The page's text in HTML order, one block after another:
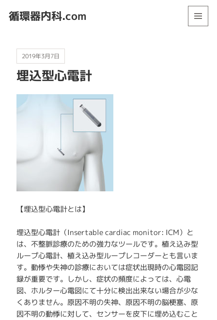
循環器内科.com
2019年3月7日
埋込型心電計
【埋込型心電計とは】
埋込型心電計（Insertable cardiac monitor: ICM）と
は、不整脈診療のための強力なツールです。植え込み型
ループ心電計、植え込み型ループレコーダーとも言いま
す。動悸や失神の診療においては症状出現時の心電図記
録が重要です。しかし、症状の頻度によっては、心電
図、ホルター心電図にて十分に検出出来ない場合が少な
くありません。原因不明の失神、原因不明の脳梗塞、原
因不明の動悸に対して、センサーを皮下に埋め込むこと